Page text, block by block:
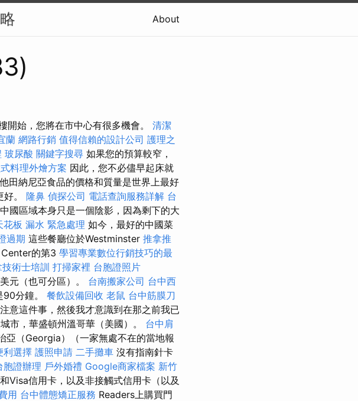
About
始，您將在市中心有很多機會。 清潔
蘭 網路行銷 值得信賴的設計公司 護理之
玻尿酸 關鍵字搜尋 如果您的預算較窄，
料理外燴方案 因此，您不必儘早起床就
田納尼亞食品的價格和質量是世界上最好
。 隆鼻 偵探公司 電話查詢服務詳解 台
國區域本身只是一個陰影，因為剩下的大
花板 漏水 緊急處理 如今，最好的中國菜
過期 這些餐廳位於Westminster 推拿推
Center的第3 學習專業數位行銷技巧的最
術士培訓 打掃家裡 台胞證照片
美元（也可分區）。 台南搬家公司 台中西
分鐘。 餐飲設備回收 老鼠 台中筋膜刀
意這件事，然後我才意識到在那之前我已
市，華盛頓州溫哥華（美國）。 台中肩
亞（Georgia）（一家無處不在的當地報
利選擇 護照申請 二手攤車 沒有指南針卡
胞證辦理 戶外婚禮 Google商家檔案 新竹
Visa信用卡，以及非接觸式信用卡（以及
用 台中體態矯正服務 Readers上購買門